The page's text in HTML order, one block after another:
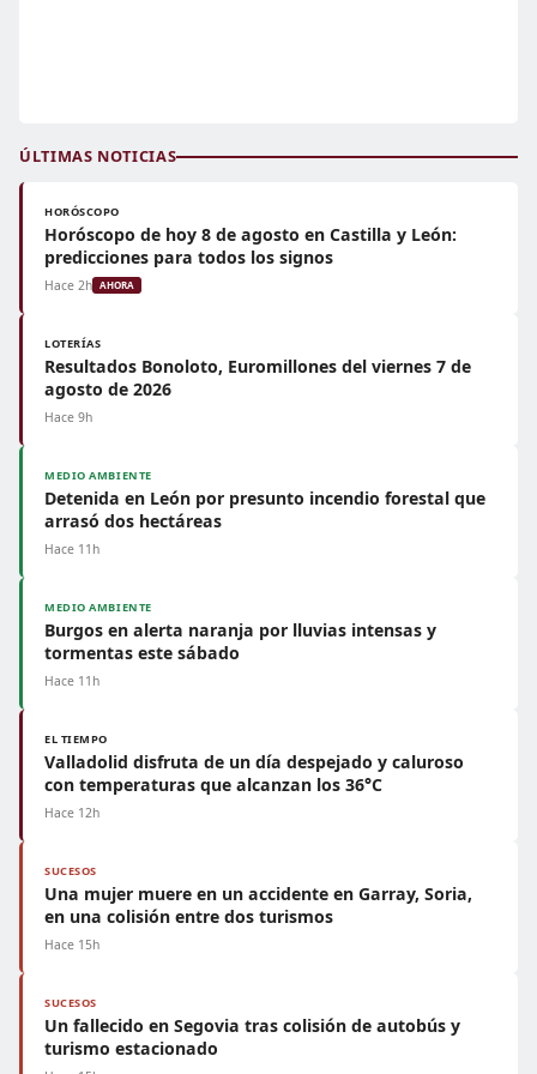
ÚLTIMAS NOTICIAS
HORÓSCOPO
Horóscopo de hoy 8 de agosto en Castilla y León:
predicciones para todos los signos
Hace 2h AHORA
LOTERÍAS
Resultados Bonoloto, Euromillones del viernes 7 de
agosto de 2026
Hace 9h
MEDIO AMBIENTE
Detenida en León por presunto incendio forestal que
arrasó dos hectáreas
Hace 11h
MEDIO AMBIENTE
Burgos en alerta naranja por lluvias intensas y
tormentas este sábado
Hace 11h
EL TIEMPO
Valladolid disfruta de un día despejado y caluroso
con temperaturas que alcanzan los 36°C
Hace 12h
SUCESOS
Una mujer muere en un accidente en Garray, Soria,
en una colisión entre dos turismos
Hace 15h
SUCESOS
Un fallecido en Segovia tras colisión de autobús y
turismo estacionado